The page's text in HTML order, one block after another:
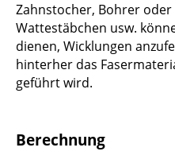
Zahnstocher, Bohrer
Wattestäbchen usw.
dienen, Wicklungen
hinterher das
geführt wird.
Berechnung